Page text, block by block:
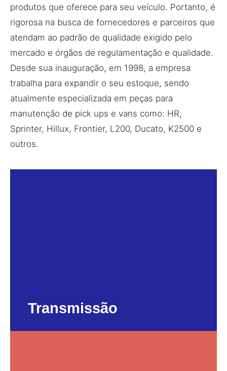
produtos que oferece para seu veículo. Portanto, é
rigorosa na busca de fornecedores e parceiros que
atendam ao padrão de qualidade exigido pelo
mercado e órgãos de regulamentação e qualidade.
Desde sua inauguração, em 1998, a empresa
trabalha para expandir o seu estoque, sendo
atualmente especializada em peças para
manutenção de pick ups e vans como: HR,
Sprinter, Hillux, Frontier, L200, Ducato, K2500 e
outros.
Transmissão